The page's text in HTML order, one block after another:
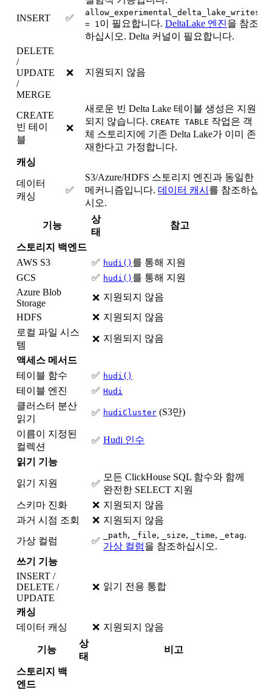
INSERT ✅
allow_experimental_delta_lake_writes
= 1 이 필요합니다. DeltaLake 엔진을 참조
하십시오. Delta 커널이 필요합니다.
DELETE
/
UPDATE
/
MERGE
❌ 지원되지 않음
CREATE
빈 테이
블
❌
새로운 빈 Delta Lake 테이블 생성은 지원
되지 않습니다. CREATE TABLE 작업은 객
체 스토리지에 기존 Delta Lake가 이미 존
재한다고 가정합니다.
캐싱
데이터
캐싱
✅
S3/Azure/HDFS 스토리지 엔진과 동일한
메커니즘입니다. 데이터 캐시 를 참조하십
시오.
기능
상
태
참고
스토리지 백엔드
AWS S3
✅ hudi() 를 통해 지원
GCS
✅ hudi() 를 통해 지원
Azure Blob
Storage
❌ 지원되지 않음
HDFS
❌ 지원되지 않음
로컬 파일 시스
템
❌ 지원되지 않음
액세스 메서드
테이블 함수
✅ hudi()
테이블 엔진 ✅ Hudi
클러스터 분산
읽기
✅ hudiCluster (S3만)
이름이 지정된
컬렉션
✅ Hudi 인수
읽기 기능
읽기 지원 ✅
모든 ClickHouse SQL 함수와 함께
완전한 SELECT 지원
스키마 진화
❌ 지원되지 않음
과거 시점 조회
❌ 지원되지 않음
가상 컬럼
✅
_path, _file, _size, _time, _etag.
가상 컬럼을 참조하십시오.
쓰기 기능
INSERT /
DELETE /
UPDATE
❌ 읽기 전용 통합
캐싱
데이터 캐싱
❌ 지원되지 않음
기능
상
태
비고
스토리지 백
엔드